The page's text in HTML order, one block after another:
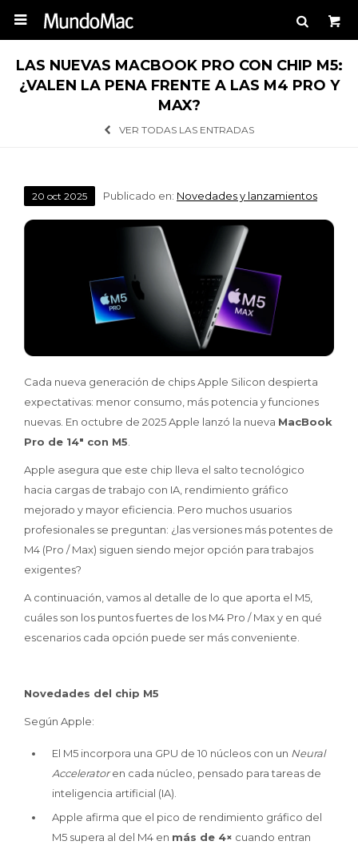

LAS NUEVAS MACBOOK PRO CON CHIP M5:
¿VALEN LA PENA FRENTE A LAS M4 PRO Y
MAX?
VER TODAS LAS ENTRADAS
20 oct 2025 Publicado en: Novedades y lanzamientos
Cada nueva generación de chips Apple Silicon despierta
expectativas: menor consumo, más potencia y funciones
nuevas. En octubre de 2025 Apple lanzó la nueva MacBook
Pro de 14" con M5
Apple asegura que este chip lleva el salto tecnológico
hacia cargas de trabajo con IA, rendimiento gráfico
mejorado y mayor eficiencia. Pero muchos usuarios
profesionales se preguntan: ¿las versiones más potentes de
M4 (Pro / Max) siguen siendo mejor opción para trabajos
exigentes?
A continuación, vamos al detalle de lo que aporta el M5,
cuáles son los puntos fuertes de los M4 Pro / Max y en qué
escenarios cada opción puede ser más conveniente.
Novedades del chip M5
Según Apple:
El M5 incorpora una GPU de 10 núcleos con un Neural
Acceleratoren cada núcleo, pensado para tareas de
inteligencia artificial (IA).
Apple afirma que el pico de rendimiento gráfico del
M5 supera al del M4 en más de 4× cuando entran